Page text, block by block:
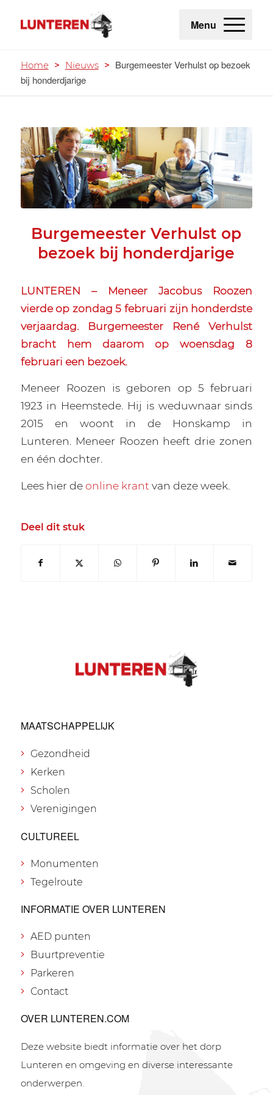
Menu
Home > Nieuws > Burgemeester Verhulst op bezoek
bij honderdjarige
Burgemeester Verhulst op
bezoek bij honderdjarige
LUNTEREN – Meneer Jacobus Roozen
vierde op zondag 5 februari zijn honderdste
verjaardag. Burgemeester René Verhulst
bracht hem daarom op woensdag 8
februari een bezoek.
Meneer Roozen is geboren op 5 februari
1923 in Heemstede. Hij is weduwnaar sinds
2015 en woont in de Honskamp in
Lunteren. Meneer Roozen heeft drie zonen
en één dochter.
Lees hier deonline krant van deze week.
Deel dit stuk
MAATSCHAPPELIJK
Gezondheid
Kerken
Scholen
Verenigingen
CULTUREEL
Monumenten
Tegelroute
INFORMATIE OVER LUNTEREN
AED punten
Buurtpreventie
Parkeren
Contact
OVER LUNTEREN.COM
Deze website biedt informatie over het dorp
Lunteren en omgeving en diverse interessante
onderwerpen.